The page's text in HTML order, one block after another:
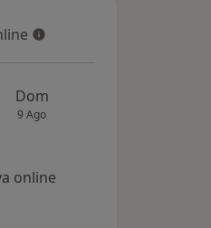
Dom
9 Ago
online